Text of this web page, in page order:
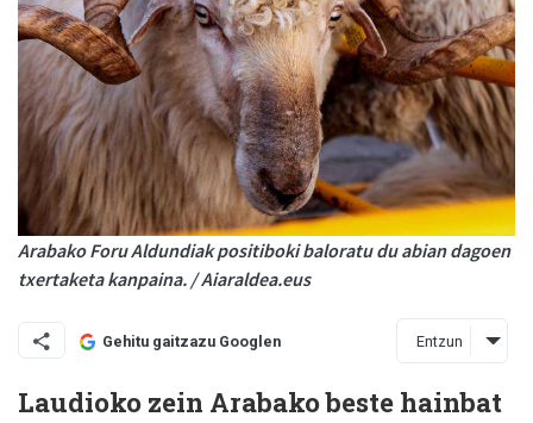
Arabako Foru Aldundiak positiboki baloratu du abian dagoen
txertaketa kanpaina. / Aiaraldea.eus
Gehitu gaitzazu Googlen Entzun
Laudioko zein Arabako beste hainbat